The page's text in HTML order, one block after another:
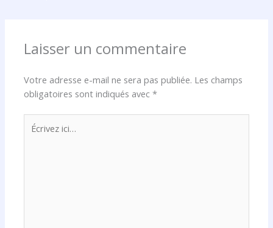
Laisser un commentaire
Votre adresse e-mail ne sera pas publiée. Les champs
obligatoires sont indiqués avec*
ici…